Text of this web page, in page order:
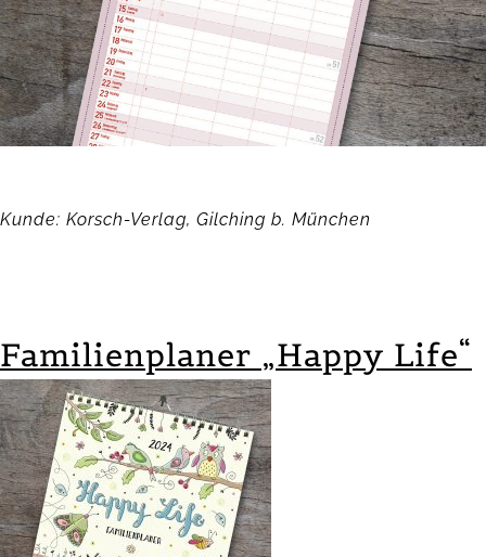
Kunde: Korsch-Verlag, Gilching b. München
Familienplaner „Happy Life“